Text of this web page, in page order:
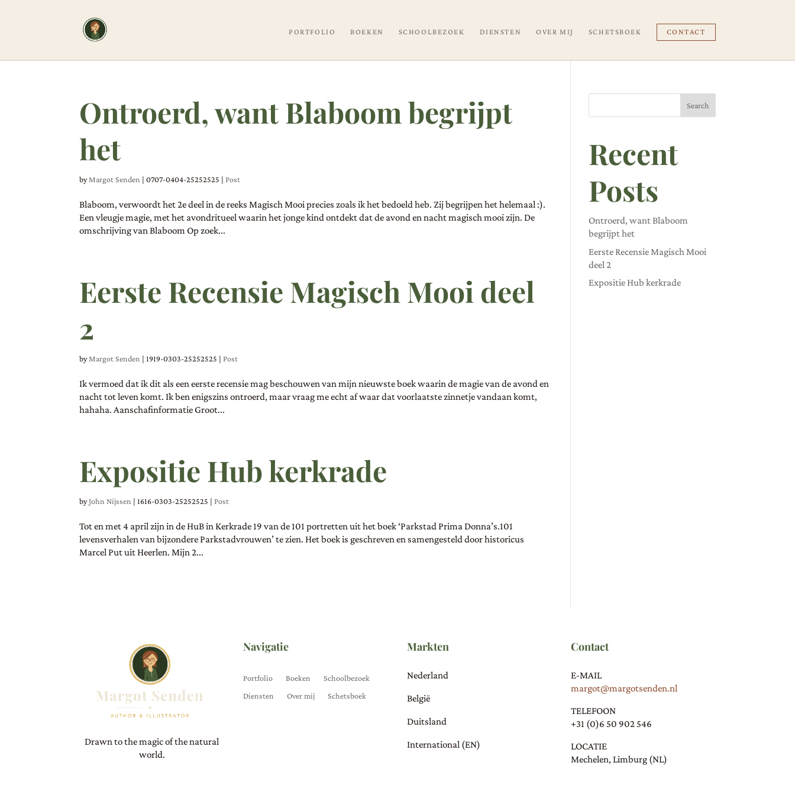
PORTFOLIO BOEKEN SCHOOLBEZOEK DIENSTEN OVER MIJ SCHETSBOEK CONTACT
Ontroerd, want Blaboom begrijpt
het
byMargot Senden |0707-0404-25252525 |Post
Blaboom, verwoordt het 2e deel in de reeks Magisch Mooi precies zoals ik het bedoeld heb. Zij begrijpen het helemaal :).
Een vleugje magie, met het avondritueel waarin het jonge kind ontdekt dat de avond en nacht magisch mooi zijn. De
omschrijving van Blaboom Op zoek...
Eerste Recensie Magisch Mooi deel
2
byMargot Senden |1919-0303-25252525 |Post
Ik vermoed dat ik dit als een eerste recensie mag beschouwen van mijn nieuwste boek waarin de magie van de avond en
nacht tot leven komt. Ik ben enigszins ontroerd, maar vraag me echt af waar dat voorlaatste zinnetje vandaan komt,
hahaha. Aanschafinformatie Groot...
Expositie Hub kerkrade
byJohn Nijssen |1616-0303-25252525 |Post
Tot en met 4 april zijn in de HuB in Kerkrade 19 van de 101 portretten uit het boek ‘Parkstad Prima Donna’s.101
levensverhalen van bijzondere Parkstadvrouwen’ te zien. Het boek is geschreven en samengesteld door historicus
Marcel Put uit Heerlen. Mijn 2...
Search
Recent
Posts
Ontroerd, want Blaboom
begrijpt het
Eerste Recensie Magisch Mooi
deel 2
Expositie Hub kerkrade
Drawn to the magic of the natural
world.
Navigatie
Portfolio Boeken
Schoolbezoek
Diensten
Over mij Schetsboek
Markten
Nederland
België
Duitsland
International (EN)
Contact
E-MAIL
margot@margotsenden.nl
TELEFOON
+31 (0)6 50 902 546
LOCATIE
Mechelen, Limburg (NL)